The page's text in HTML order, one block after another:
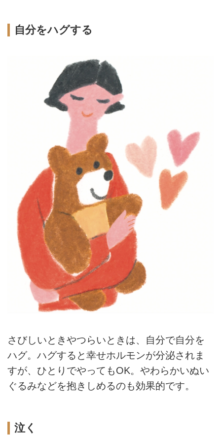
自分をハグする
さびしいときやつらいときは、自分で自分を
ハグ。ハグすると幸せホルモンが分泌されま
すが、ひとりでやってもOK。やわらかいぬい
ぐるみなどを抱きしめるのも効果的です。
泣く